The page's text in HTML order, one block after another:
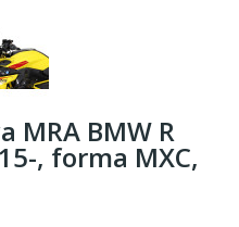
MRA BMW R
, forma MXC,